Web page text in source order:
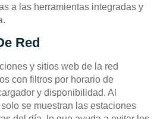
a las herramientas integradas y
Red
y sitios web de la red
con filtros por horario de
y disponibilidad. Al
se muestran las estaciones